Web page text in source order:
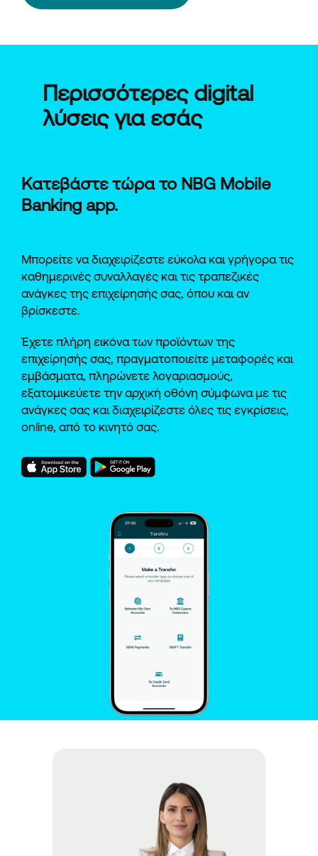
Περισσότερες digital
λύσεις για εσάς
Κατεβάστε τώρα το NBG Mobile
Banking app.
Μπορείτε να διαχειρίζεστε εύκολα και γρήγορα τις
καθημερινές συναλλαγές και τις τραπεζικές
ανάγκες της επιχείρησής σας, όπου και αν
βρίσκεστε.
Έχετε πλήρη εικόνα των προϊόντων της
επιχείρησής σας, πραγματοποιείτε μεταφορές και
εμβάσματα, πληρώνετε λογαριασμούς,
εξατομικεύετε την αρχική οθόνη σύμφωνα με τις
ανάγκες σας και διαχειρίζεστε όλες τις εγκρίσεις,
online, από το κινητό σας.